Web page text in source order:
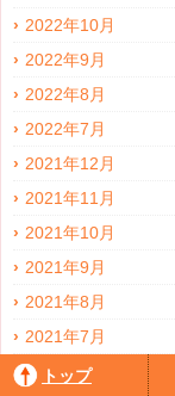
2022年10月
2022年9月
2022年8月
2022年7月
2021年12月
2021年11月
2021年10月
2021年9月
2021年8月
2021年7月
2021年6月
トップ